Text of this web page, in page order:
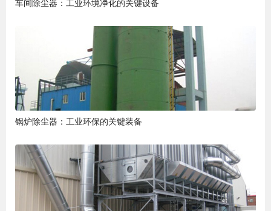
车间除尘器：工业环境净化的关键设备
锅炉除尘器：工业环保的关键装备